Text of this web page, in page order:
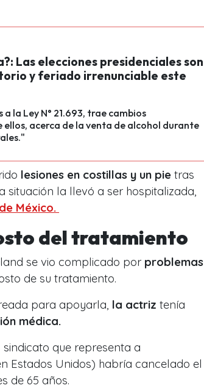
Las elecciones presidenciales son
y feriado irrenunciable este
la Ley N° 21.693, trae cambios
ellos, acerca de la venta de alcohol durante
lesiones en costillas y un pie tras
situación la llevó a ser hospitalizada,
México.
del tratamiento
se vio complicado por problemas
de su tratamiento.
para apoyarla, la actriz tenía
médica.
sindicato que representa a
Estados Unidos) habría cancelado el
de 65 años.